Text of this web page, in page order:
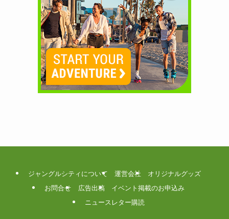
ジャングルシティについて 運営会社
オリジナルグッズ
お問合せ
広告出稿
イベント掲載のお申込み
ニュースレター購読